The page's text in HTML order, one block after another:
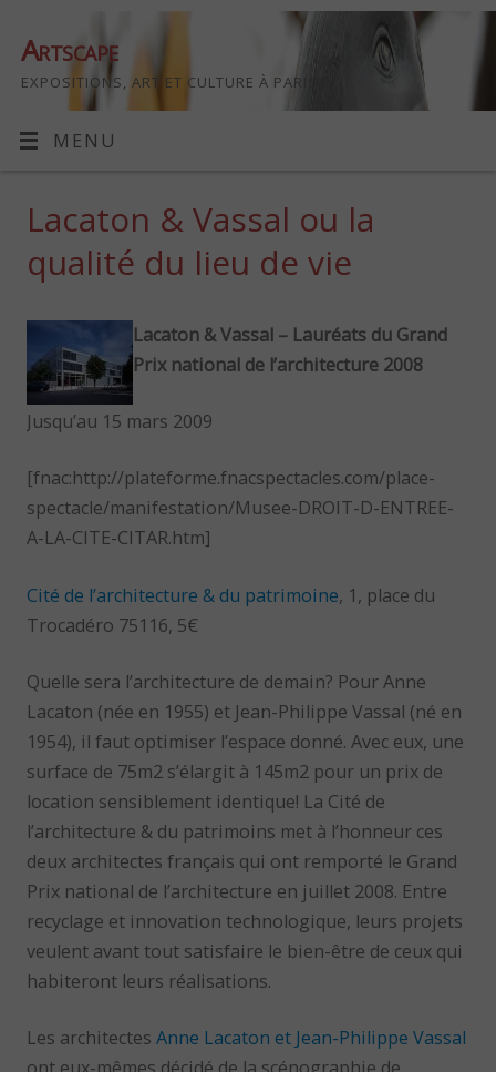
Artscape
EXPOSITIONS, ART ET CULTURE À PARIS
MENU
Lacaton & Vassal ou la
qualité du lieu de vie
Lacaton & Vassal – Lauréats du Grand
Prix national de l’architecture 2008
Jusqu’au 15 mars 2009
[fnac:http://plateforme.fnacspectacles.com/place-
spectacle/manifestation/Musee-DROIT-D-ENTREE-
A-LA-CITE-CITAR.htm]
Cité de l’architecture & du patrimoine, 1, place du
Trocadéro 75116, 5€
Quelle sera l’architecture de demain? Pour Anne
Lacaton (née en 1955) et Jean-Philippe Vassal (né en
1954), il faut optimiser l’espace donné. Avec eux, une
surface de 75m2 s’élargit à 145m2 pour un prix de
location sensiblement identique! La Cité de
l’architecture & du patrimoins met à l’honneur ces
deux architectes français qui ont remporté le Grand
Prix national de l’architecture en juillet 2008. Entre
recyclage et innovation technologique, leurs projets
veulent avant tout satisfaire le bien-être de ceux qui
habiteront leurs réalisations.
Les architectesAnne Lacaton et Jean-Philippe Vassal